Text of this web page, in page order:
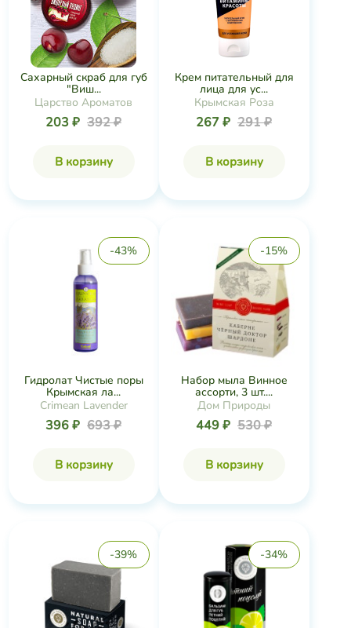
Сахарный скраб для губ
"Виш...
Царство Ароматов
203 ₽ 392 ₽
В корзину
Крем питательный для
лица для ус...
Крымская Роза
267 ₽ 291 ₽
В корзину
-43%
Гидролат Чистые поры
Крымская ла...
Crimean Lavender
396 ₽ 693 ₽
В корзину
-15%
Набор мыла Винное
ассорти, 3 шт....
Дом Природы
449 ₽ 530 ₽
В корзину
-39% -34%